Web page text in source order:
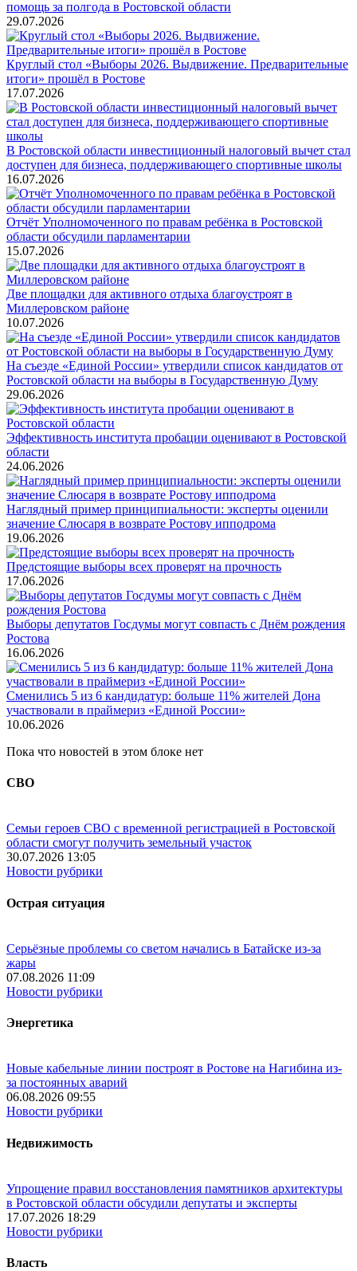
помощь за полгода в Ростовской области
29.07.2026
Круглый стол «Выборы 2026. Выдвижение. Предварительные
итоги» прошёл в Ростове
17.07.2026
В Ростовской области инвестиционный налоговый вычет стал
доступен для бизнеса, поддерживающего спортивные школы
16.07.2026
Отчёт Уполномоченного по правам ребёнка в Ростовской
области обсудили парламентарии
15.07.2026
Две площадки для активного отдыха благоустроят в
Миллеровском районе
10.07.2026
На съезде «Единой России» утвердили список кандидатов от
Ростовской области на выборы в Государственную Думу
29.06.2026
Эффективность института пробации оценивают в Ростовской
области
24.06.2026
Наглядный пример принципиальности: эксперты оценили
значение Слюсаря в возврате Ростову ипподрома
19.06.2026
Предстоящие выборы всех проверят на прочность
17.06.2026
Выборы депутатов Госдумы могут совпасть с Днём рождения
Ростова
16.06.2026
Сменились 5 из 6 кандидатур: больше 11% жителей Дона
участвовали в праймериз «Единой России»
10.06.2026
Пока что новостей в этом блоке нет
СВО
Семьи героев СВО с временной регистрацией в Ростовской
области смогут получить земельный участок
30.07.2026 13:05
Новости рубрики
Острая ситуация
Серьёзные проблемы со светом начались в Батайске из-за
жары
07.08.2026 11:09
Новости рубрики
Энергетика
Новые кабельные линии построят в Ростове на Нагибина из-
за постоянных аварий
06.08.2026 09:55
Новости рубрики
Недвижимость
Упрощение правил восстановления памятников архитектуры
в Ростовской области обсудили депутаты и эксперты
17.07.2026 18:29
Новости рубрики
Власть